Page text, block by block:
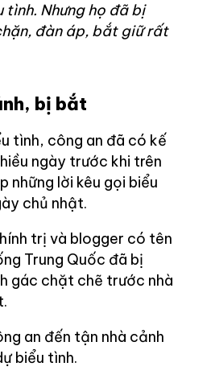
Nhưng họ đã bị
đàn áp, bắt giữ rất
bị bắt
tình, công an đã có kế
ngày trước khi trên
những lời kêu gọi biểu
chủ nhật.
trị và blogger có tên
Trung Quốc đã bị
gác chặt chẽ trước nhà
an đến tận nhà cảnh
biểu tình.